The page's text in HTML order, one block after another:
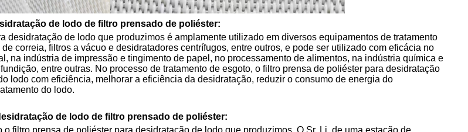
de lodo de filtro prensado de poliéster:
desidratação de lodo que produzimos é amplamente utilizado em diversos equipamentos de tratamento
correia, filtros a vácuo e desidratadores centrífugos, entre outros, e pode ser utilizado com eficácia no
na indústria de impressão e tingimento de papel, no processamento de alimentos, na indústria química e
entre outras. No processo de tratamento de esgoto, o filtro prensa de poliéster para desidratação
lodo com eficiência, melhorar a eficiência da desidratação, reduzir o consumo de energia do
do lodo.
de lodo de filtro prensado de poliéster:
o filtro prensa de poliéster para desidratação de lodo que produzimos. O Sr. Li, de uma estação de